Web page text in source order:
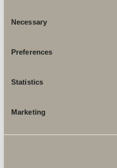
Selection
Necessary
Preferences
Statistics
Marketing